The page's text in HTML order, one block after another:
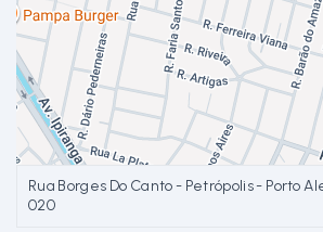
Rua Borges Do Canto - Petrópolis - Porto
020